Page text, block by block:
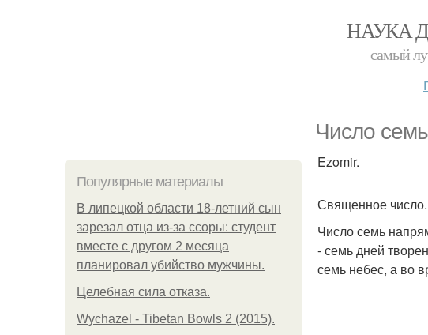
НАУКА
самый
Число
Популярные материалы
В липецкой области 18-летний сын
зарезал отца из-за ссоры: студент
вместе с другом 2 месяца
планировал убийство мужчины.
Целебная сила отказа.
Wychazel - Tibetan Bowls 2 (2015).
Ezomir.
Священное число.
Число семь
- семь дней
семь небес, а во